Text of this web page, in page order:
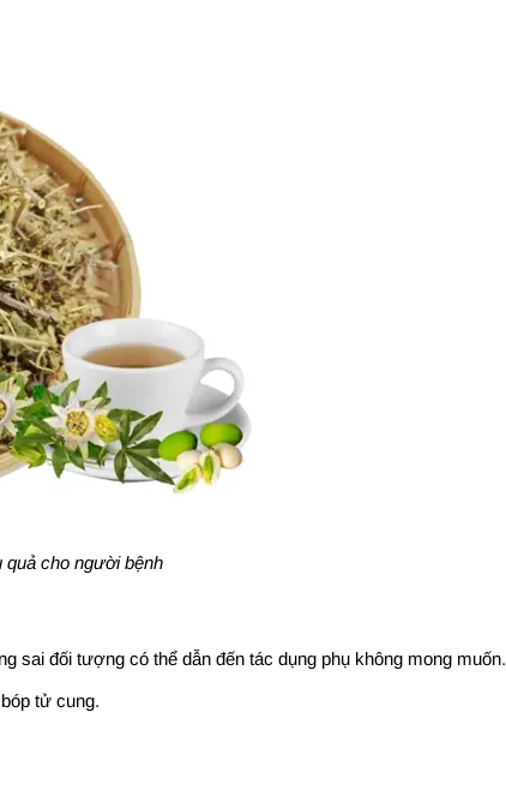
cho người bệnh
sai đối tượng có thể dẫn đến tác dụng phụ không mong muốn.
tử cung.